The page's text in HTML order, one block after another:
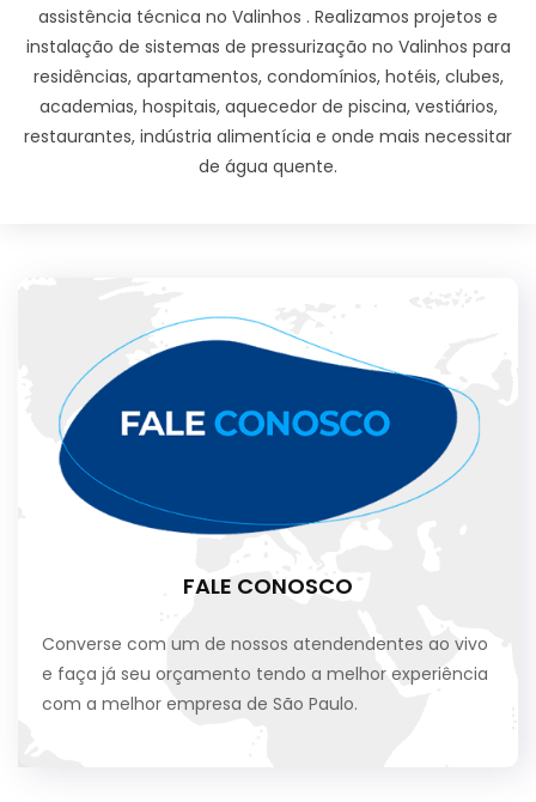
assistência técnica no Valinhos . Realizamos projetos e
instalação de sistemas de pressurização no Valinhos para
residências, apartamentos, condomínios, hotéis, clubes,
academias, hospitais, aquecedor de piscina, vestiários,
restaurantes, indústria alimentícia e onde mais necessitar
de água quente.
FALE CONOSCO
Converse com um de nossos atendendentes ao vivo
e faça já seu orçamento tendo a melhor experiência
com a melhor empresa de São Paulo.